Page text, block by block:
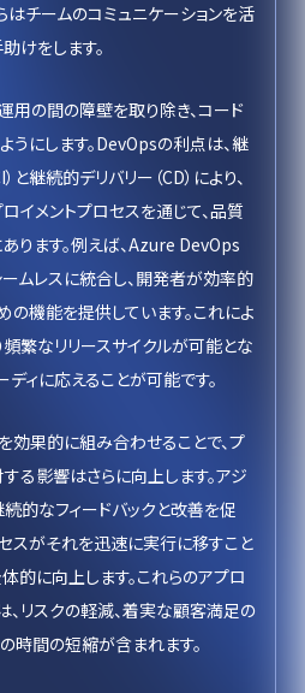
はチームのコミュニケーションを活
けをします。
用の間の障壁を取り除き、コード
うにします。DevOpsの利点は、継
と継続的デリバリー（CD）により、
イメントプロセスを通じて、品質
ります。例えば、Azure DevOps
ムレスに統合し、開発者が効率的
の機能を提供しています。これによ
頻繁なリリースサイクルが可能とな
ディに応えることが可能です。
効果的に組み合わせることで、プ
る影響はさらに向上します。アジ
的なフィードバックと改善を促
スがそれを迅速に実行に移すこと
的に向上します。これらのアプロ
、リスクの軽減、着実な顧客満足の
時間の短縮が含まれます。